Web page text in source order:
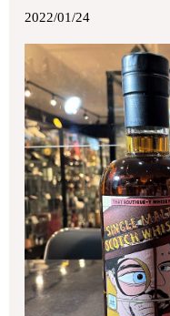
2022/01/24